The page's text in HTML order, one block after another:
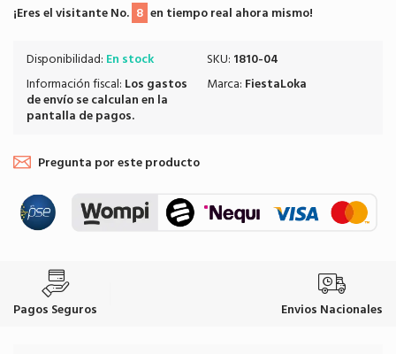
¡Eres el visitante No. 8 en tiempo real ahora mismo!
Disponibilidad: En stock
Información fiscal: Los gastos
de envíose calculan en la
pantalla de pagos.
SKU: 1810-04
Marca: FiestaLoka
Pregunta por este producto
Pagos Seguros Envios Nacionales